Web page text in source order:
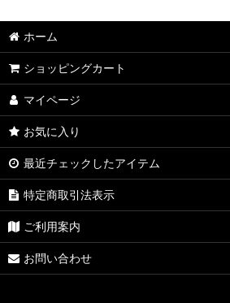
ホーム
ショッピングカート
マイページ
お気に入り
最近チェックしたアイテム
特定商取引法表示
ご利用案内
お問い合わせ